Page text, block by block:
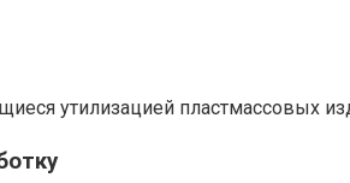
утилизацией пластмассовых